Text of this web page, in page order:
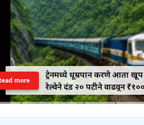
ट्रेनमध्ये धूम्रपान करणे आता
रेल्वेने दंड २० पटीने वाढवून
more